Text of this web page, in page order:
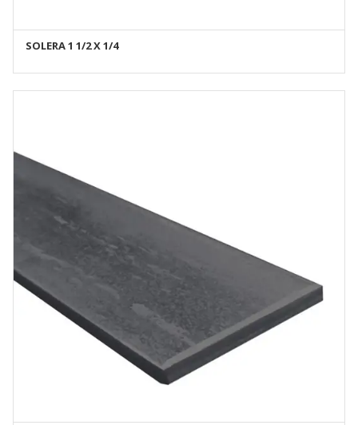
SOLERA 1 1/2 X 1/4